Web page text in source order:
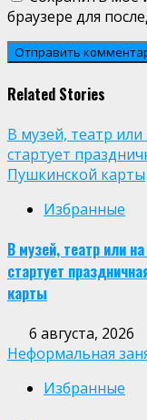
браузере для
Related Stories
В музей, театр
стартует
Пушкинской карты
Избранные
В музей, театр или
стартует
карты
6 августа, 2026
Неформальная
Избранные